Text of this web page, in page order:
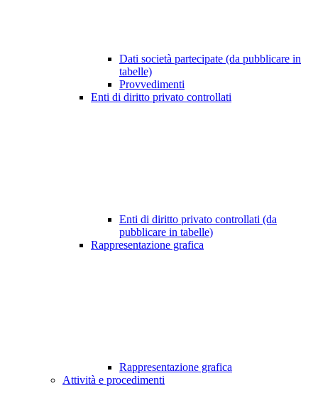
Dati società partecipate (da pubblicare in
tabelle)
Provvedimenti
Enti di diritto privato controllati
Enti di diritto privato controllati (da
pubblicare in tabelle)
Rappresentazione grafica
Rappresentazione grafica
Attività e procedimenti